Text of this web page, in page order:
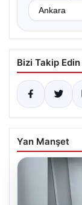
Bizi Takip Edin
Yan Manşet